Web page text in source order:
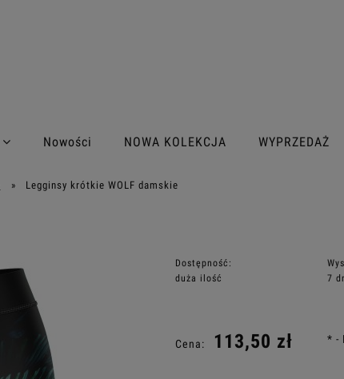
Nowości NOWA KOLEKCJA WYPRZEDAŻ
» Legginsy krótkie WOLF damskie
Dostępność:
duża ilość
7
płatności
Cena: 113,50 zł * -